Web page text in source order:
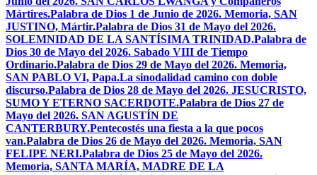
Mártires.Palabra de Dios 1 de Junio de 2026. Memoria, SAN
JUSTINO, Mártir.Palabra de Dios 31 de Mayo del 2026.
SOLEMNIDAD DE LA SANTÍSIMA TRINIDAD.Palabra de
Dios 30 de Mayo del 2026. Sabado VIII de Tiempo
Ordinario.Palabra de Dios 29 de Mayo del 2026. Memoria,
SAN PABLO VI, Papa.La sinodalidad camino con doble
discurso.Palabra de Dios 28 de Mayo del 2026. JESUCRISTO,
SUMO Y ETERNO SACERDOTE.Palabra de Dios 27 de
Mayo del 2026. SAN AGUSTÍN DE
CANTERBURY.Pentecostés una fiesta a la que pocos
van.Palabra de Dios 26 de Mayo del 2026. Memoria, SAN
FELIPE NERI.Palabra de Dios 25 de Mayo del 2026.
Memoria, SANTA MARÍA, MADRE DE LA